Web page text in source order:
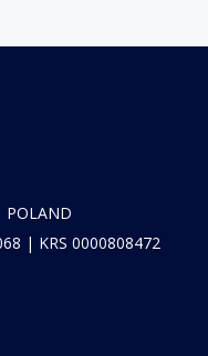
| KRS 0000808472